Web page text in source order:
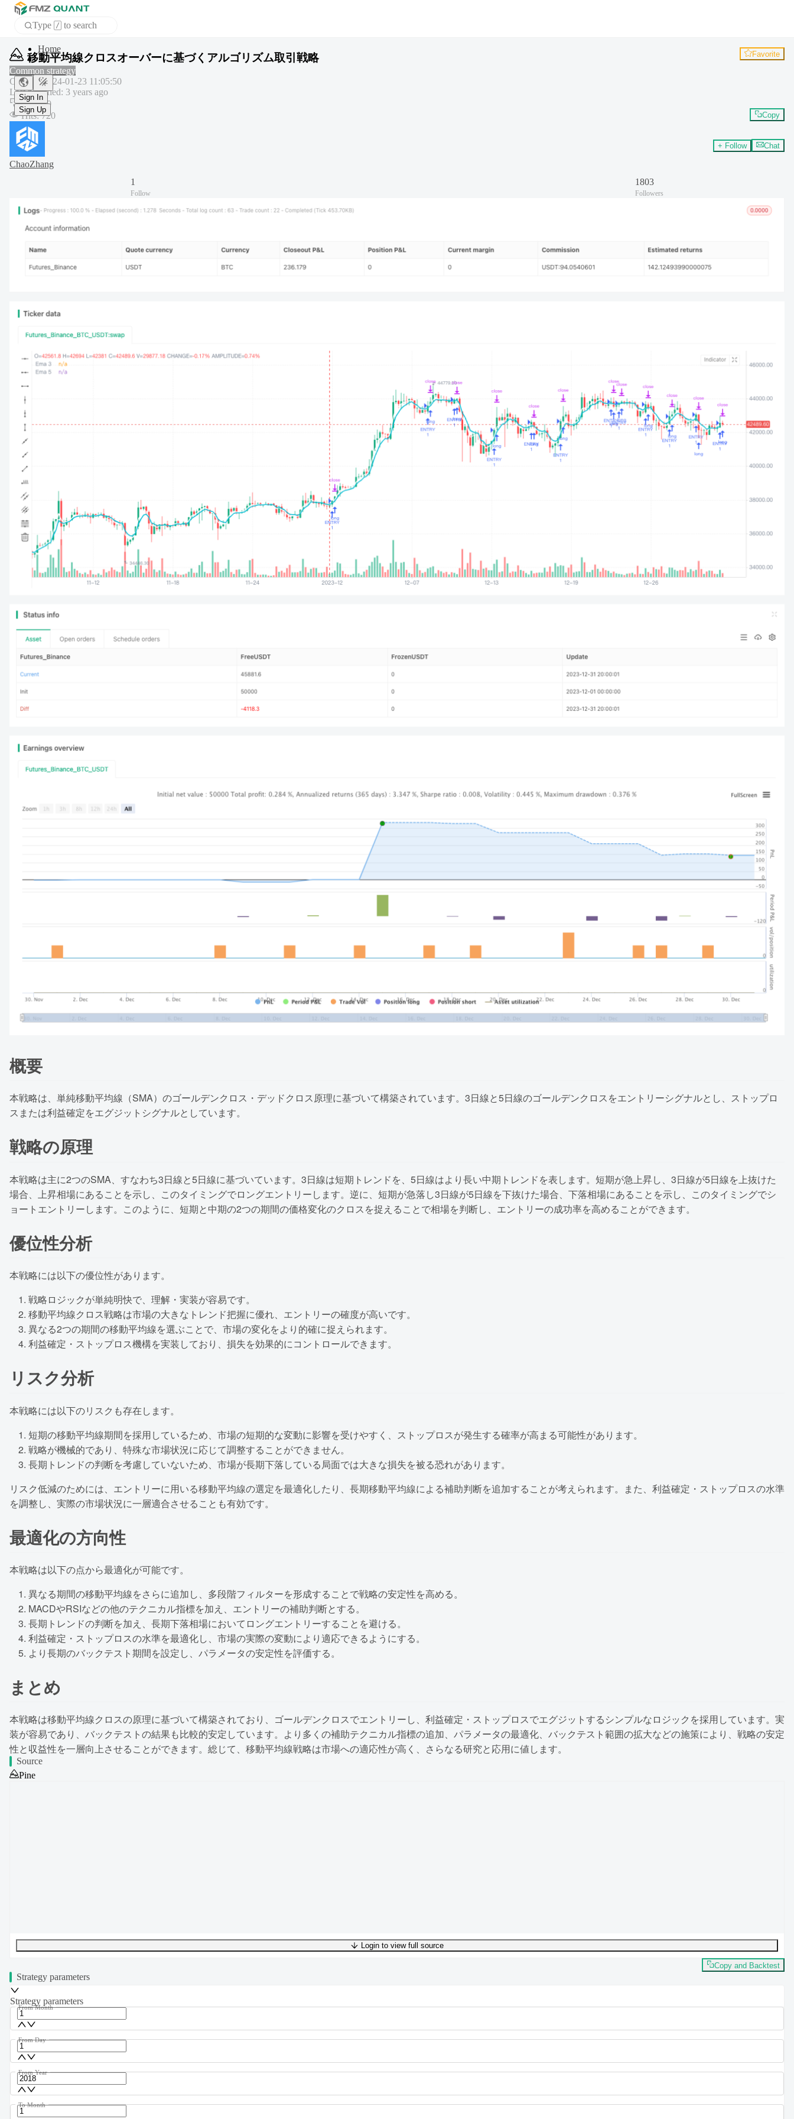
Type / to search
Home
APP
Sign In
Sign Up
移動平均線クロスオーバーに基づくアルゴリズム取引戦略 Favorite
Common strategy
Created :2024-01-23 11:05:50
Last modified: 3 years ago
Copy:0
Hits:720 Copy
ChaoZhang
+ Follow Chat
1
Follow
1803
Followers
概要
本戦略は、単純移動平均線（SMA）のゴールデンクロス・デッドクロス原理に基づいて構築されています。3日線と5日線のゴールデンクロスをエントリーシグナルとし、ストップロ
スまたは利益確定をエグジットシグナルとしています。
戦略の原理
本戦略は主に2つのSMA、すなわち3日線と5日線に基づいています。3日線は短期トレンドを、5日線はより長い中期トレンドを表します。短期が急上昇し、3日線が5日線を上抜けた
場合、上昇相場にあることを示し、このタイミングでロングエントリーします。逆に、短期が急落し3日線が5日線を下抜けた場合、下落相場にあることを示し、このタイミングでシ
ョートエントリーします。このように、短期と中期の2つの期間の価格変化のクロスを捉えることで相場を判断し、エントリーの成功率を高めることができます。
優位性分析
本戦略には以下の優位性があります。
戦略ロジックが単純明快で、理解・実装が容易です。
移動平均線クロス戦略は市場の大きなトレンド把握に優れ、エントリーの確度が高いです。
異なる2つの期間の移動平均線を選ぶことで、市場の変化をより的確に捉えられます。
利益確定・ストップロス機構を実装しており、損失を効果的にコントロールできます。
リスク分析
本戦略には以下のリスクも存在します。
短期の移動平均線期間を採用しているため、市場の短期的な変動に影響を受けやすく、ストップロスが発生する確率が高まる可能性があります。
戦略が機械的であり、特殊な市場状況に応じて調整することができません。
長期トレンドの判断を考慮していないため、市場が長期下落している局面では大きな損失を被る恐れがあります。
リスク低減のためには、エントリーに用いる移動平均線の選定を最適化したり、長期移動平均線による補助判断を追加することが考えられます。また、利益確定・ストップロスの水準
を調整し、実際の市場状況に一層適合させることも有効です。
最適化の方向性
本戦略は以下の点から最適化が可能です。
異なる期間の移動平均線をさらに追加し、多段階フィルターを形成することで戦略の安定性を高める。
MACDやRSIなどの他のテクニカル指標を加え、エントリーの補助判断とする。
長期トレンドの判断を加え、長期下落相場においてロングエントリーすることを避ける。
利益確定・ストップロスの水準を最適化し、市場の実際の変動により適応できるようにする。
より長期のバックテスト期間を設定し、パラメータの安定性を評価する。
まとめ
本戦略は移動平均線クロスの原理に基づいて構築されており、ゴールデンクロスでエントリーし、利益確定・ストップロスでエグジットするシンプルなロジックを採用しています。実
装が容易であり、バックテストの結果も比較的安定しています。より多くの補助テクニカル指標の追加、パラメータの最適化、バックテスト範囲の拡大などの施策により、戦略の安定
性と収益性を一層向上させることができます。総じて、移動平均線戦略は市場への適応性が高く、さらなる研究と応用に値します。
Source
Pine
UTF-8239 bytes35 words0 linesLn 1,Col 0
Login to view full source
Copy and Backtest
Strategy parameters
Strategy parameters
From Month
From Day
From Year
To Month